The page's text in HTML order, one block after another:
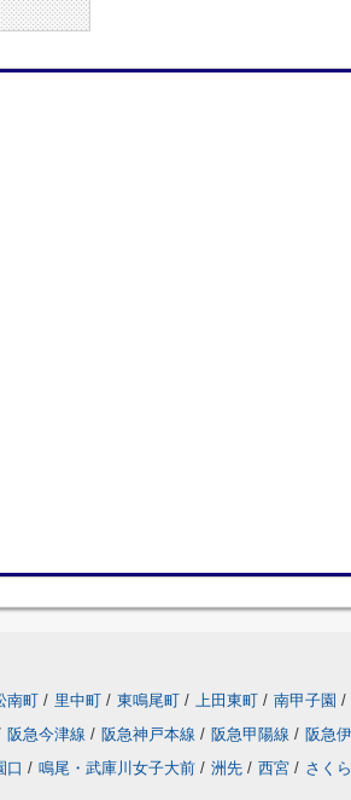
南町 / 里中町 / 東鳴尾町 / 上田東町 / 南甲子園 /
阪急今津線 / 阪急神戸本線 / 阪急甲陽線 / 阪急
口 / 鳴尾・武庫川女子大前 / 洲先 / 西宮 / さく